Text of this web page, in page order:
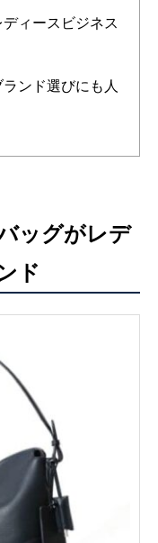
ィースビジネス
ンド選びにも人
ッグがレデ
ド